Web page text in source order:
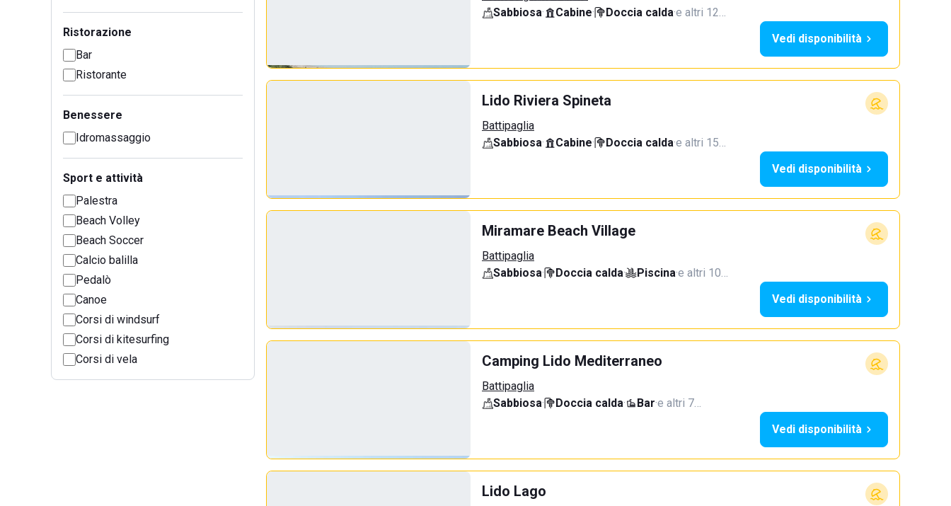
Ristorazione
Bar
Ristorante
Benessere
Idromassaggio
Sport e attività
Palestra
Beach Volley
Beach Soccer
Calcio balilla
Pedalò
Canoe
Corsi di windsurf
Corsi di kitesurfing
Corsi di vela
Sabbiosa· Cabine· Doccia calda·e altri 12…
Vedi disponibilità
Lido Riviera Spineta
Battipaglia
Sabbiosa· Cabine· Doccia calda·e altri 15…
Vedi disponibilità
Miramare Beach Village
Battipaglia
Sabbiosa· Doccia calda· Piscina·e altri 10…
Vedi disponibilità
Camping Lido Mediterraneo
Battipaglia
Sabbiosa· Doccia calda· Bar·e altri 7…
Vedi disponibilità
Lido Lago